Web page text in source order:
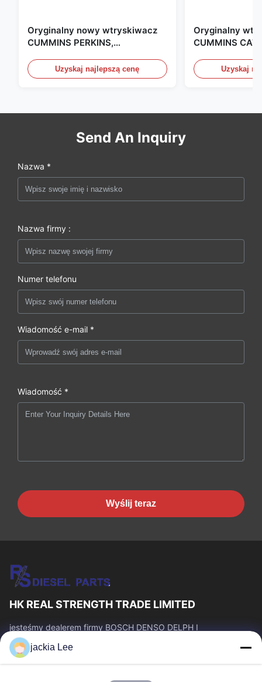
Oryginalny nowy wtryskiwacz
CUMMINS PERKINS,
CAT, CUMMINS, Pkerins Dealer,
wszystko jest oryginalnie nowe
Uzyskaj najlepszą cenę
Oryginalny
CUMMINS CAT
Zjednoczonych.
Uzyskaj
Send An Inquiry
Nazwa *
Nazwa firmy :
Numer telefonu
Wiadomość e-mail *
Wiadomość *
Wyślij teraz
HK REAL STRENGTH TRADE LIMITED
jesteśmy dealerem firmy BOSCH DENSO DELPH I
CATERPILLAR VOLVO CUMMINS TOYOTA ISUZU. Numer
WhatsApp: 0086 159 2067 9523.
Szybkie Linki
jackia Lee